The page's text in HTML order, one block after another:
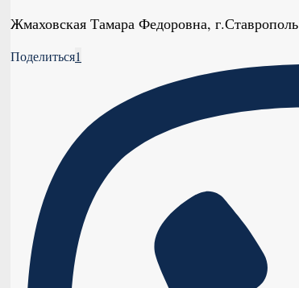
Жмаховская Тамара Федоровна, г.Ставрополь
Поделиться1